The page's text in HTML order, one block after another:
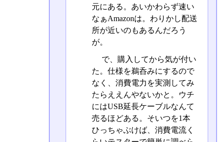
元にある。あいかわらず速い
なぁAmazonは。わりかし配送
所が近いのもあるんだろう
が。
で、購入してから気が付い
た。仕様を鵜呑みにするので
なく、消費電力を実測してみ
たらええんやないかと。ウチ
にはUSB延長ケーブルなんて
売るほどある。そいつを1本
ひっちゃぶけば、消費電流く